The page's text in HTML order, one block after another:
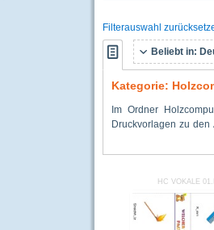
Filterauswahl
Beliebt in:
Kategorie:
Im Ordner
Druckvorlagen zu den
HC VOKALE